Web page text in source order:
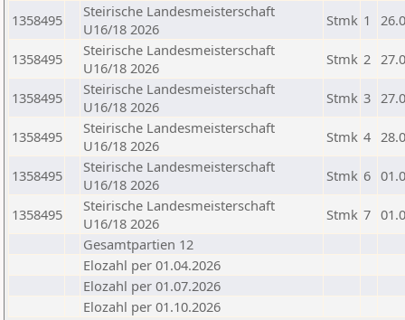
1358495
Steirische Landesmeisterschaft
U16/18 2026
Stmk 1
1358495
Steirische Landesmeisterschaft
U16/18 2026
Stmk 2
1358495
Steirische Landesmeisterschaft
U16/18 2026
Stmk 3
1358495
Steirische Landesmeisterschaft
U16/18 2026
Stmk 4
1358495
Steirische Landesmeisterschaft
U16/18 2026
Stmk 6
1358495
Steirische Landesmeisterschaft
U16/18 2026
Stmk 7
Gesamtpartien 12
Elozahl per 01.04.2026
Elozahl per 01.07.2026
Elozahl per 01.10.2026